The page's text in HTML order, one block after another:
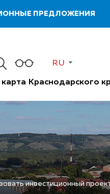
ПРЕДЛОЖЕНИЯ
RU
Краснодарского
инвестиционный